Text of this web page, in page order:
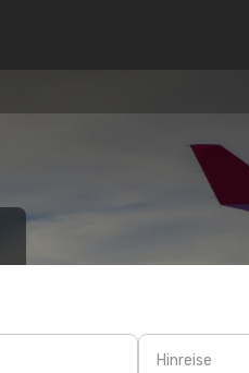
Hinreise